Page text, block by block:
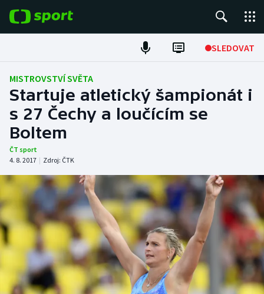
SLEDOVAT
Fotbal
Hokej
Tenis
Atletika
Cyklistika
DALŠÍ SPORTY
Americký fotbal
Baseball a softbal
NEPŘEHLÉDNĚTE
Soutěže
MISTROVSTVÍ SVĚTA
Startuje atletický šampionát i
s 27 Čechy a loučícím se
Boltem
ČT sport
4. 8. 2017 | Zdroj: ČTK